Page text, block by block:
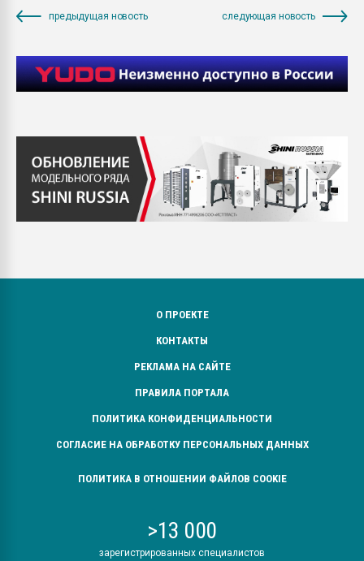
предыдущая новость следующая новость
О ПРОЕКТЕ
КОНТАКТЫ
РЕКЛАМА НА САЙТЕ
ПРАВИЛА ПОРТАЛА
ПОЛИТИКА КОНФИДЕНЦИАЛЬНОСТИ
СОГЛАСИЕ НА ОБРАБОТКУ ПЕРСОНАЛЬНЫХ ДАННЫХ
ПОЛИТИКА В ОТНОШЕНИИ ФАЙЛОВ COOKIE
>13 000
зарегистрированных специалистов